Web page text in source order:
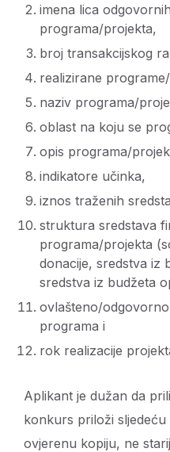
imena lica
programa/projekta,
broj transakcijskog
realizirane
naziv programa/
oblast na koju se
opis programa/
indikatore učinka,
iznos traženih
struktura sredstava
programa/projekta
donacije, sredstva iz
sredstva iz budžeta
ovlašteno/
programa i
rok realizacije
Aplikant je dužan da
konkurs priloži
ovjerenu kopiju, ne